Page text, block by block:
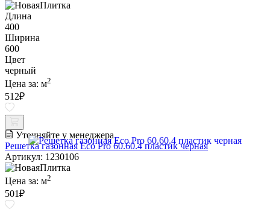
Длина
400
Ширина
600
Цвет
черный
Цена за: м2
512₽
Уточняйте у менеджера
Решетка газонная Eco Pro 60.60.4 пластик черная
Артикул: 1230106
Цена за: м2
501₽